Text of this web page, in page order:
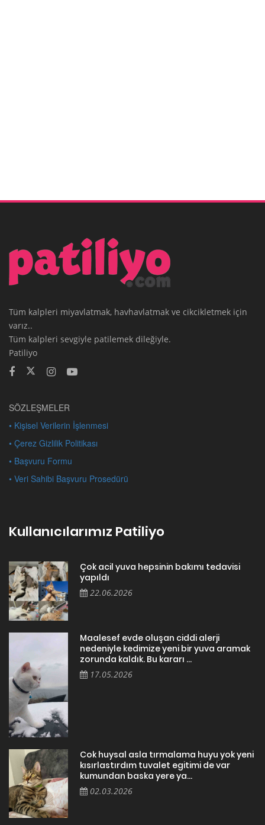
Tüm kalpleri miyavlatmak, havhavlatmak ve cikcikletmek için
varız..
Tüm kalpleri sevgiyle patilemek dileğiyle.
Patiliyo
SÖZLEŞMELER
• Kişisel Verilerin İşlenmesi
• Çerez Gizlilik Politikası
• Başvuru Formu
• Veri Sahibi Başvuru Prosedürü
Kullanıcılarımız Patiliyo
Çok acil yuva hepsinin bakımı tedavisi
yapıldı
22.06.2026
Maalesef evde oluşan ciddi alerji
nedeniyle kedimize yeni bir yuva aramak
zorunda kaldık. Bu kararı ...
17.05.2026
Cok huysal asla tırmalama huyu yok yeni
kısırlastırdım tuvalet egitimi de var
kumundan baska yere ya...
02.03.2026